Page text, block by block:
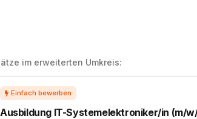
im erweiterten Umkreis:
Ausbildung IT-Systemelektroniker/in (m/